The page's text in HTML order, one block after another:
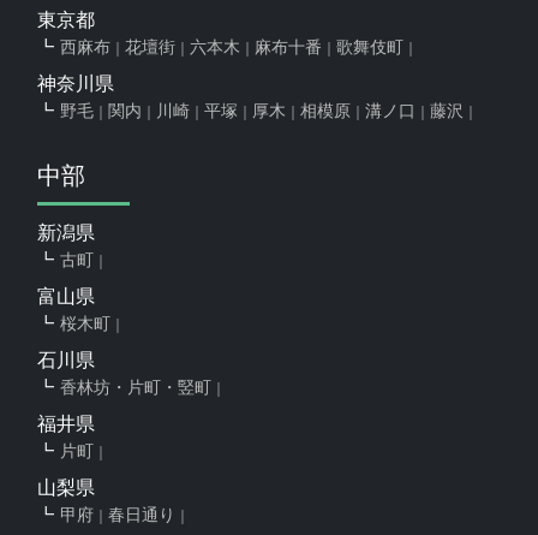
東京都
西麻布 花壇街 六本木 麻布十番 歌舞伎町
神奈川県
野毛 関内 川崎 平塚 厚木 相模原 溝ノ口 藤沢
中部
新潟県
古町
富山県
桜木町
石川県
香林坊・片町・竪町
福井県
片町
山梨県
甲府 春日通り